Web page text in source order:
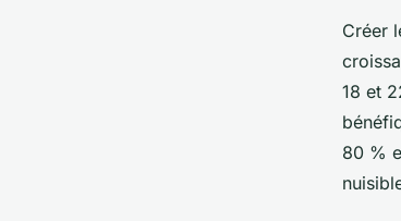
Créer
18 et
80 %